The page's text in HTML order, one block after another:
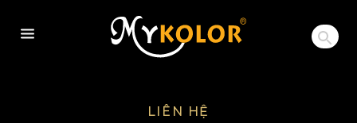
MYKOLOR
LIÊN HỆ